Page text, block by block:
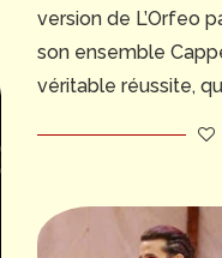
version de L’Orfeo
son ensemble
véritable réussite,